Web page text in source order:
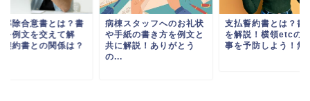
解除合意書とは？書
を例文を交えて解
契約書との関係は？
病棟スタッフへのお礼状
や手紙の書き方を例文と
共に解説！ありがとう
の...
支払誓約書とは？書
を解説！横領etcの
事を予防しよう！無